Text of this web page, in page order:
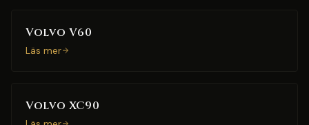
Volvo V60
Läs mer
Volvo XC90